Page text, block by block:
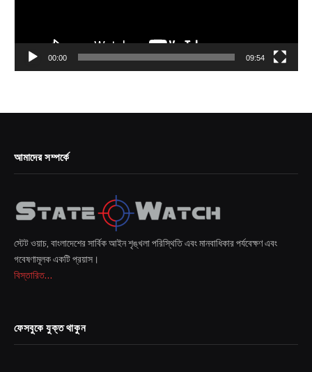
00:00 09:54
আমাদের সম্পর্কে
স্টেট ওয়াচ, বাংলাদেশের সার্বিক আইন শৃঙ্খলা পরিস্থিতি এবং মানবাধিকার পর্যবেক্ষণ এবং
গবেষণামূলক একটি প্রয়াস।
বিস্তারিত...
ফেসবুকে যুক্ত থাকুন